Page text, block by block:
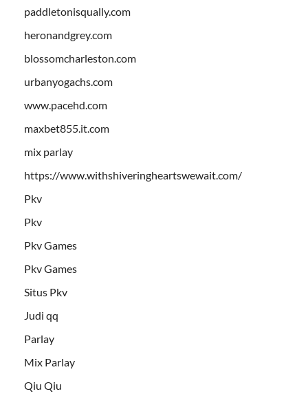
paddletonisqually.com
heronandgrey.com
blossomcharleston.com
urbanyogachs.com
www.pacehd.com
maxbet855.it.com
mix parlay
https://www.withshiveringheartswewait.com/
Pkv
Pkv
Pkv Games
Pkv Games
Situs Pkv
Judi qq
Parlay
Mix Parlay
Qiu Qiu